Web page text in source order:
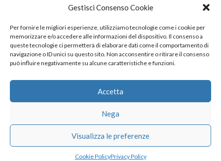
Gestisci Consenso Cookie
Per fornire le migliori esperienze, utilizziamo tecnologie come i cookie per
memorizzare e/o accedere alle informazioni del dispositivo. Il consenso a
queste tecnologie ci permetterà di elaborare dati come il comportamento di
navigazione o ID unici su questo sito. Non acconsentire o ritirare il consenso
può influire negativamente su alcune caratteristiche e funzioni.
Accetta
Nega
Visualizza le preferenze
Cookie PolicyPrivacy Policy
COPYRIGHT
© TheArchitecturalPost 2024
SOCIAL NETWORK
facebookinstagram